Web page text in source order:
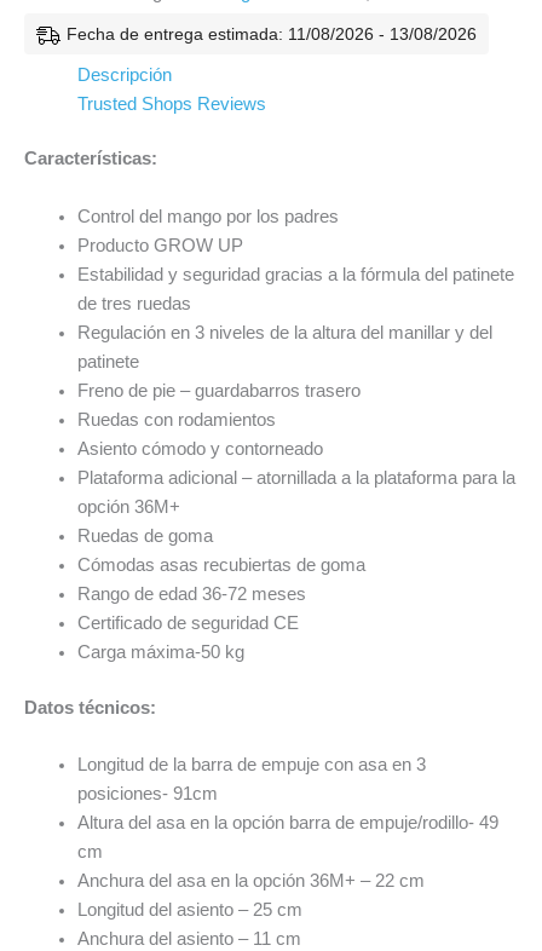
Fecha de entrega estimada: 11/08/2026 - 13/08/2026
Descripción
Trusted Shops Reviews
Características:
Control del mango por los padres
Producto GROW UP
Estabilidad y seguridad gracias a la fórmula del patinete
de tres ruedas
Regulación en 3 niveles de la altura del manillar y del
patinete
Freno de pie – guardabarros trasero
Ruedas con rodamientos
Asiento cómodo y contorneado
Plataforma adicional – atornillada a la plataforma para la
opción 36M+
Ruedas de goma
Cómodas asas recubiertas de goma
Rango de edad 36-72 meses
Certificado de seguridad CE
Carga máxima-50 kg
Datos técnicos:
Longitud de la barra de empuje con asa en 3
posiciones- 91cm
Altura del asa en la opción barra de empuje/rodillo- 49
cm
Anchura del asa en la opción 36M+ – 22 cm
Longitud del asiento – 25 cm
Anchura del asiento – 11 cm